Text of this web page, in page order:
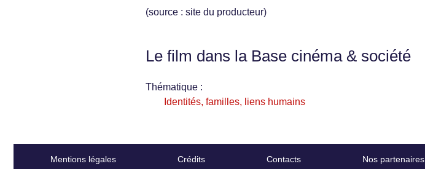
(source : site du producteur)
Le film dans la Base cinéma & société
Thématique :
Identités, familles, liens humains
Mentions légales Crédits Contacts Nos partenaires